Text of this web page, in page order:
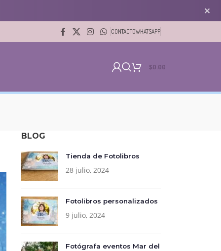
✕
CONTACTOWHATSAPP
$0.00
BLOG
Tienda de Fotolibros
28 julio, 2024
Fotolibros personalizados
9 julio, 2024
Fotógrafa eventos Mar del